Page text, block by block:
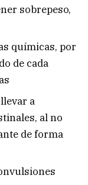
sobrepeso,
químicas, por
de cada
a
al no
de forma